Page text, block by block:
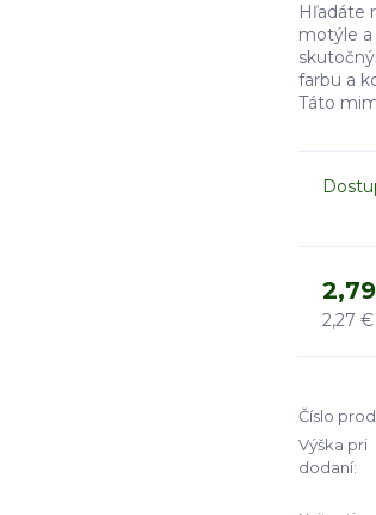
Hľadáte
motýle a
farbu a
Táto
2,27 €
Číslo
Výška pri
dodaní: